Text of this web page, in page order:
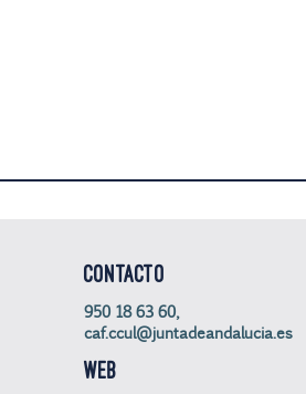
CONTACTO
950 18 63 60,
caf.ccul@juntadeandalucia.es
WEB